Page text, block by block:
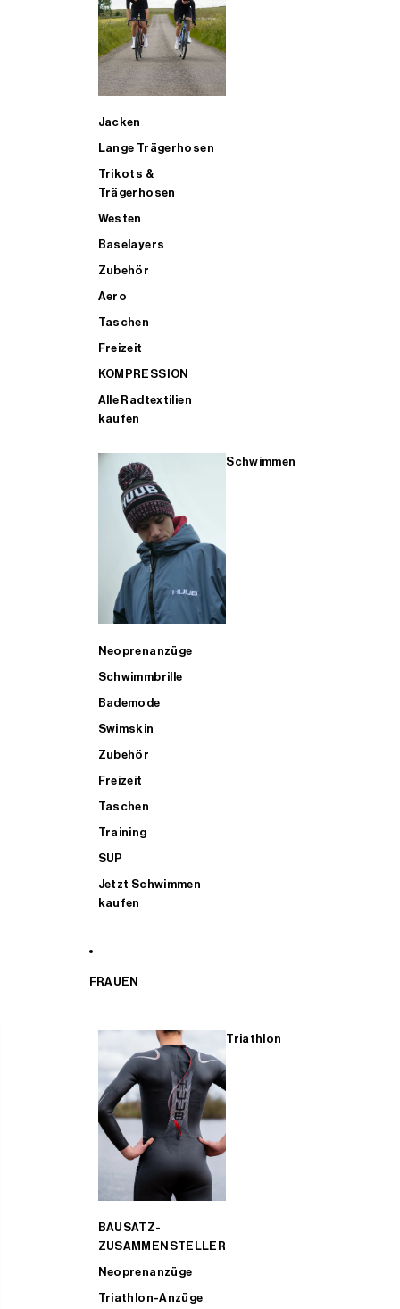
Jacken
Lange Trägerhosen
Trikots &
Trägerhosen
Westen
Baselayers
Zubehör
Aero
Taschen
Freizeit
KOMPRESSION
Alle Radtextilien
kaufen
Schwimmen
Neoprenanzüge
Schwimmbrille
Bademode
Swimskin
Zubehör
Freizeit
Taschen
Training
SUP
Jetzt Schwimmen
kaufen
FRAUEN
Triathlon
BAUSATZ-
ZUSAMMENSTELLER
Neoprenanzüge
Triathlon-Anzüge
ALLE TRIATHLONARTIKEL FÜR MÄNNER KAUFEN